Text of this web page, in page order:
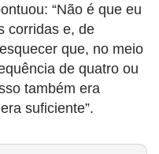
“Não é que eu
corridas e, de
que, no meio
de quatro ou
também era
suficiente”.